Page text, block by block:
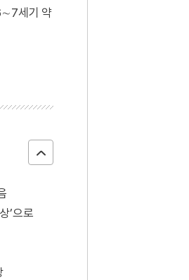
세기 약
’으로